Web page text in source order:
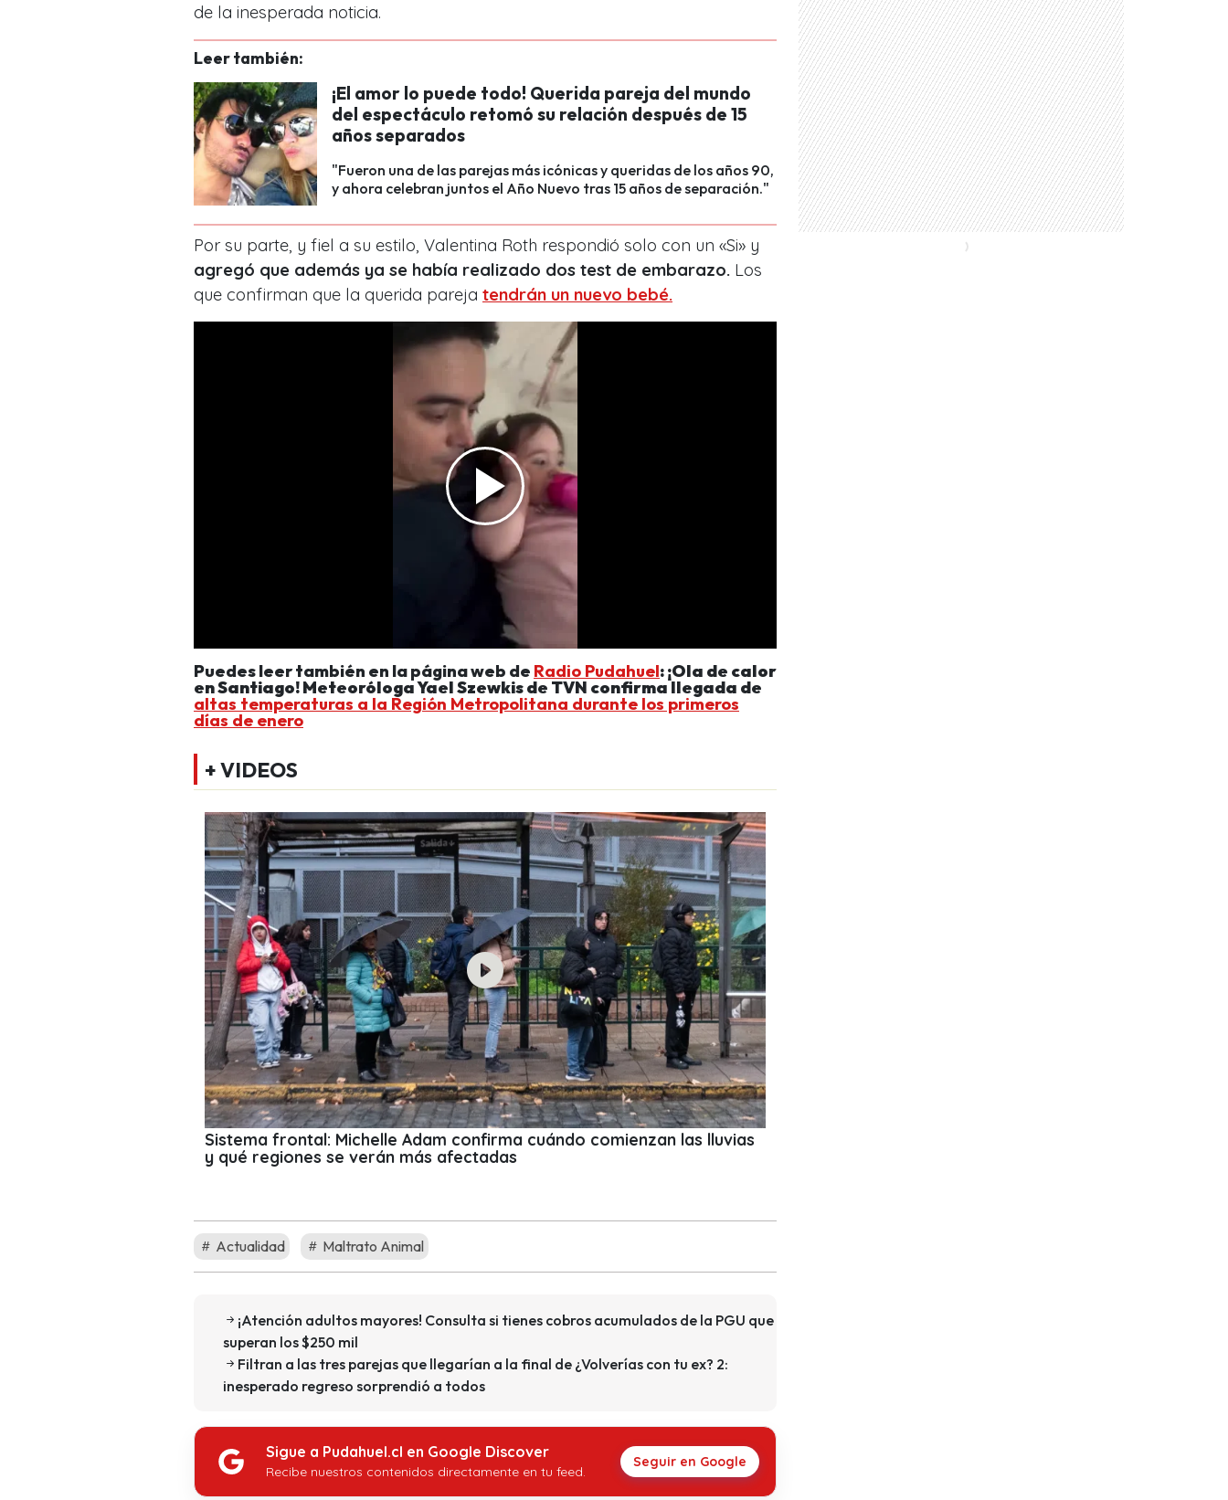
de la inesperada noticia.
Leer también:
¡El amor lo puede todo! Querida pareja del mundo
del espectáculo retomó su relación después de 15
años separados
"Fueron una de las parejas más icónicas y queridas de los años 90,
y ahora celebran juntos el Año Nuevo tras 15 años de separación."
Por su parte, y fiel a su estilo, Valentina Roth respondió solo con un «Si» y
agregó que además ya se había realizado dos test de embarazo. Los
que confirman que la querida pareja tendrán un nuevo bebé.
Puedes leer también en la página web de Radio Pudahuel: ¡Ola de calor
en Santiago! Meteoróloga Yael Szewkis de TVN confirma llegada de
altas temperaturas a la Región Metropolitana durante los primeros
días de enero
+ VIDEOS
Sistema frontal: Michelle Adam confirma cuándo comienzan las lluvias
y qué regiones se verán más afectadas
Actualidad Maltrato Animal
¡Atención adultos mayores! Consulta si tienes cobros acumulados de la PGU que
superan los $250 mil
Filtran a las tres parejas que llegarían a la final de ¿Volverías con tu ex? 2:
inesperado regreso sorprendió a todos
Sigue a Pudahuel.cl en Google Discover
Recibe nuestros contenidos directamente en tu feed.
Seguir en Google